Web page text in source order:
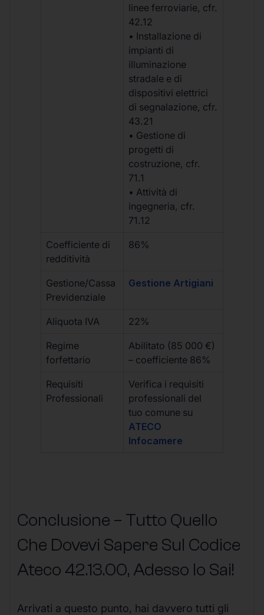
linee ferroviarie, cfr.
42.12
• Installazione di
impianti di
illuminazione
stradale e di
dispositivi elettrici
di segnalazione, cfr.
43.21
• Gestione di
progetti di
costruzione, cfr.
71.1
• Attività di
ingegneria, cfr.
71.12
Coefficiente di
redditività
86%
Gestione/Cassa
Previdenziale
Gestione Artigiani
Aliquota IVA 22%
Regime
forfettario
Abilitato (85 000 €)
– coefficiente 86%
Requisiti
Professionali
Verifica i requisiti
professionali del
tuo comune su
ATECO
Infocamere
Conclusione – Tutto Quello
Che Dovevi Sapere Sul Codice
Ateco 42.13.00, Adesso lo Sai!
Arrivati a questo punto, hai davvero tutti gli